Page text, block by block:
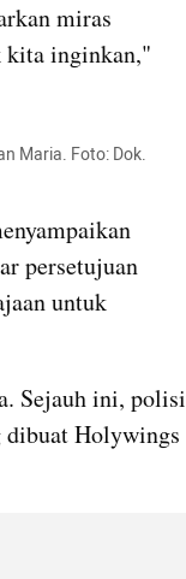
miras
kita inginkan,"
Maria. Foto: Dok.
persetujuan
untuk
Sejauh ini, polisi
dibuat Holywings